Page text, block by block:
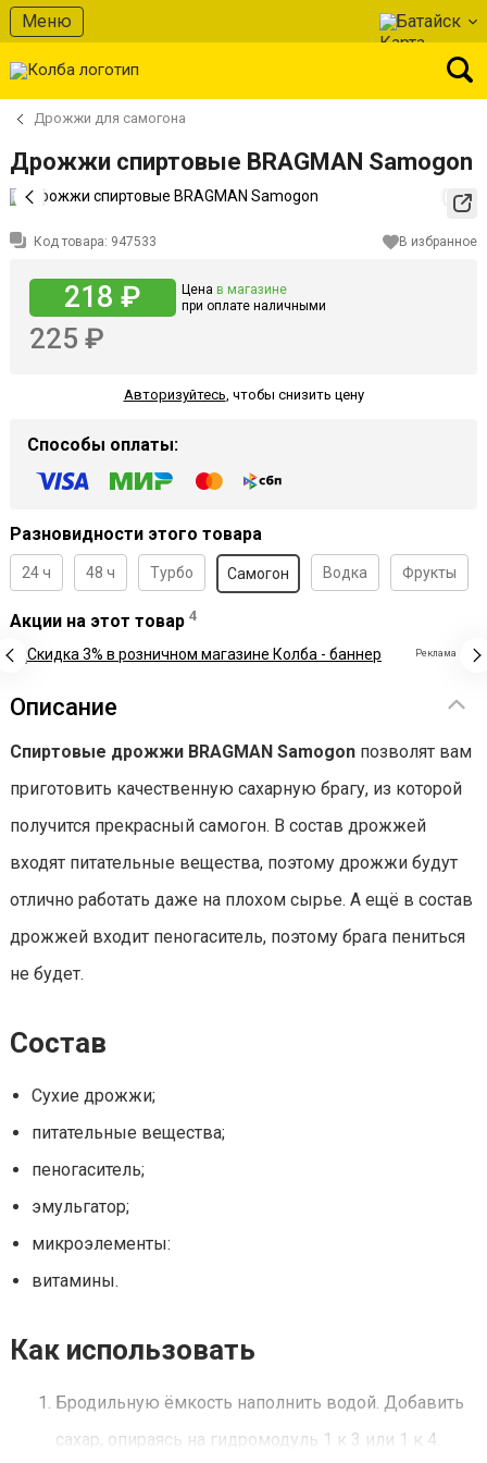
Меню Батайск
Дрожжи для самогона
Дрожжи спиртовые BRAGMAN Samogon
Код товара: 947533 В избранное
218 ₽ Цена в магазине
при оплате наличными
225 ₽
Авторизуйтесь, чтобы снизить цену
Способы оплаты:
Разновидности этого товара
24 ч 48 ч Турбо Самогон Водка Фрукты
Акции на этот товар 4
Реклама
Описание
Спиртовые дрожжи BRAGMAN Samogon позволят вам
приготовить качественную сахарную брагу, из которой
получится прекрасный самогон. В состав дрожжей
входят питательные вещества, поэтому дрожжи будут
отлично работать даже на плохом сырье. А ещё в состав
дрожжей входит пеногаситель, поэтому брага пениться
не будет.
Состав
Сухие дрожжи;
питательные вещества;
пеногаситель;
эмульгатор;
микроэлементы:
витамины.
Как использовать
Бродильную ёмкость наполнить водой. Добавить
сахар, опираясь на гидромодуль 1 к 3 или 1 к 4.